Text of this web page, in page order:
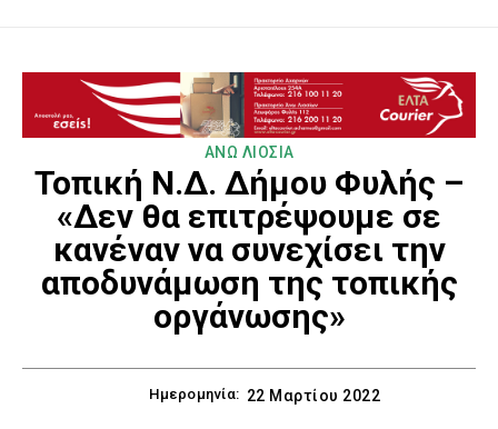
ΑΝΩ ΛΙΟΣΙΑ
Τοπική Ν.Δ. Δήμου Φυλής –
«Δεν θα επιτρέψουμε σε
κανέναν να συνεχίσει την
αποδυνάμωση της τοπικής
οργάνωσης»
Ημερομηνία: 22 Μαρτίου 2022